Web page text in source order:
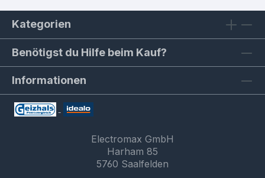
Kategorien
Benötigst du Hilfe beim Kauf?
Informationen
Electromax GmbH
Harham 85
5760 Saalfelden